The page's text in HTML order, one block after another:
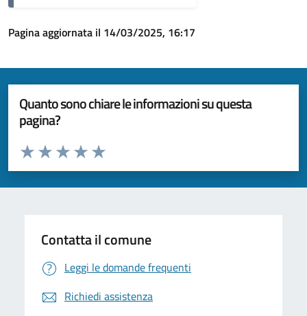
Pagina aggiornata il 14/03/2025, 16:17
Quanto sono chiare le informazioni su questa
pagina?
Valuta da 1 a 5 stelle la pagina
Valuta 5 stelle su 5
Valuta 4 stelle su 5
Valuta 3 stelle su 5
Valuta 2 stelle su 5
Valuta 1 stelle su 5
Contatta il comune
Leggi le domande frequenti
Richiedi assistenza